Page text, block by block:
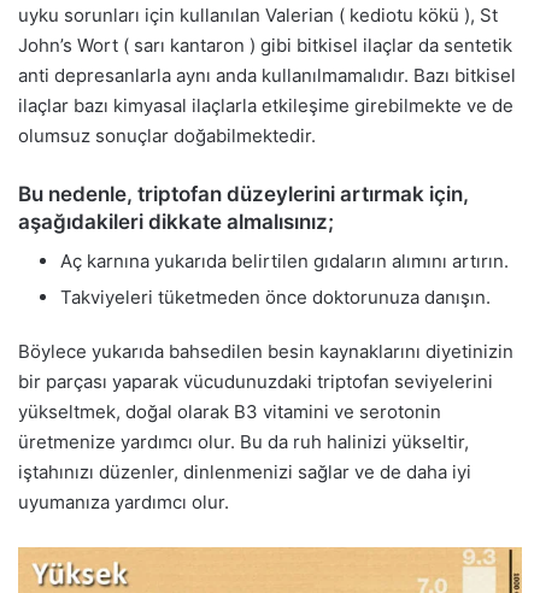
uyku sorunları için kullanılan Valerian ( kediotu kökü ), St
John’s Wort ( sarı kantaron ) gibi bitkisel ilaçlar da sentetik
anti depresanlarla aynı anda kullanılmamalıdır. Bazı bitkisel
ilaçlar bazı kimyasal ilaçlarla etkileşime girebilmekte ve de
olumsuz sonuçlar doğabilmektedir.
Bu nedenle, triptofan düzeylerini artırmak için,
aşağıdakileri dikkate almalısınız;
Aç karnına yukarıda belirtilen gıdaların alımını artırın.
Takviyeleri tüketmeden önce doktorunuza danışın.
Böylece yukarıda bahsedilen besin kaynaklarını diyetinizin
bir parçası yaparak vücudunuzdaki triptofan seviyelerini
yükseltmek, doğal olarak B3 vitamini ve serotonin
üretmenize yardımcı olur. Bu da ruh halinizi yükseltir,
iştahınızı düzenler, dinlenmenizi sağlar ve de daha iyi
uyumanıza yardımcı olur.